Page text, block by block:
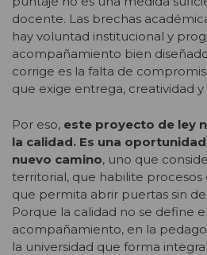
docente. Las brechas
hay voluntad institucional y
acompañamiento bien
corrige es la falta de
que exige entrega, creatividad y
Por eso, este proyecto de ley
la calidad. Es una
nuevo camino, uno que
territorial, que habilite procesos
que permita abrir puertas sin
Porque la calidad no se define
acompañamiento, en la
la universidad que forma